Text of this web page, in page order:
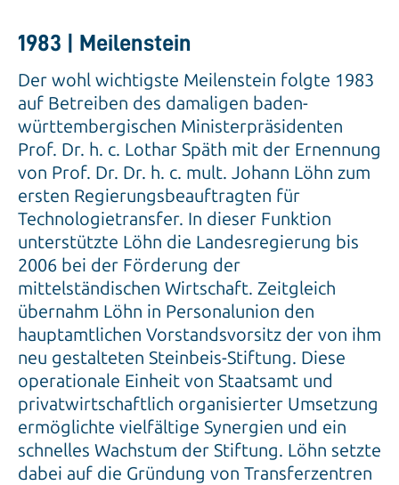
1983 | Meilenstein
Der wohl wichtigste Meilenstein folgte 1983
auf Betreiben des damaligen baden-
württembergischen Ministerpräsidenten
Prof. Dr. h. c. Lothar Späth mit der Ernennung
von Prof. Dr. Dr. h. c. mult. Johann Löhn zum
ersten Regierungsbeauftragten für
Technologietransfer. In dieser Funktion
unterstützte Löhn die Landesregierung bis
2006 bei der Förderung der
mittelständischen Wirtschaft. Zeitgleich
übernahm Löhn in Personalunion den
hauptamtlichen Vorstandsvorsitz der von ihm
neu gestalteten Steinbeis-Stiftung. Diese
operationale Einheit von Staatsamt und
privatwirtschaftlich organisierter Umsetzung
ermöglichte vielfältige Synergien und ein
schnelles Wachstum der Stiftung. Löhn setzte
dabei auf die Gründung von Transferzentren